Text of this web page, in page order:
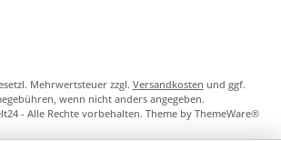
Mehrwertsteuer zzgl. Versandkosten und ggf.
wenn nicht anders angegeben.
- Alle Rechte vorbehalten. Theme by ThemeWare®